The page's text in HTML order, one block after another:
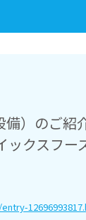
備）のご紹
クスフー